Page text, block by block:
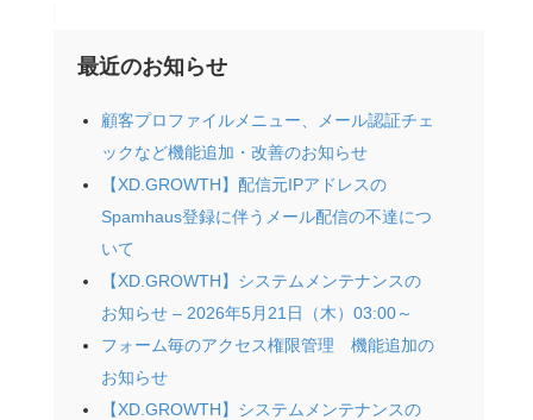
最近のお知らせ
顧客プロファイルメニュー、メール認証チェ
ックなど機能追加・改善のお知らせ
【XD.GROWTH】配信元IPアドレスの
Spamhaus登録に伴うメール配信の不達につ
いて
【XD.GROWTH】システムメンテナンスの
お知らせ – 2026年5月21日（木）03:00～
フォーム毎のアクセス権限管理 機能追加の
お知らせ
【XD.GROWTH】システムメンテナンスの